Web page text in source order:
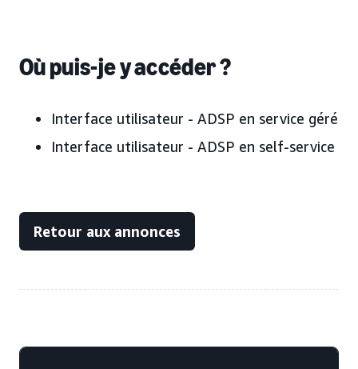
Où puis-je y accéder ?
Interface utilisateur - ADSP en service géré
Interface utilisateur - ADSP en self-service
Retour aux annonces